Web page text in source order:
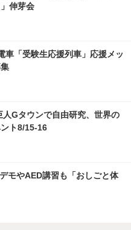
伸芽会
車「受験生応援列車」応援メッ
人Gタウンで自由研究、世界の
ト8/15-16
モやAED講習も「おしごと体